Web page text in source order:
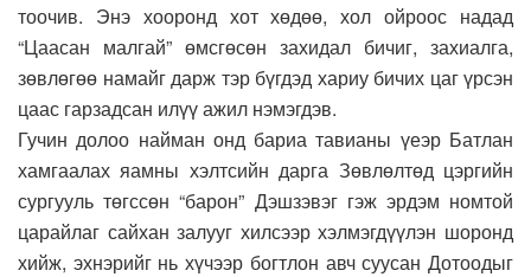
тоочив. Энэ хооронд хот хөдөө, хол ойроос надад
“Цаасан малгай” өмсгөсөн захидал бичиг, захиалга,
зөвлөгөө намайг дарж тэр бүгдэд хариу бичих цаг үрсэн
цаас гарзадсан илүү ажил нэмэгдэв.
Гучин долоо найман онд бариа тавианы үеэр Батлан
хамгаалах яамны хэлтсийн дарга Зөвлөлтөд цэргийн
сургууль төгссөн “барон” Дэшзэвэг гэж эрдэм номтой
царайлаг сайхан залууг хилсээр хэлмэгдүүлэн шоронд
хийж, эхнэрийг нь хүчээр богтлон авч суусан Дотоодыг